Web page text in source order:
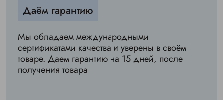
Даём гарантию
Мы обладаем международными
сертификатами качества и уверены в своём
товаре. Даем гарантию на 15 дней, после
получения товара